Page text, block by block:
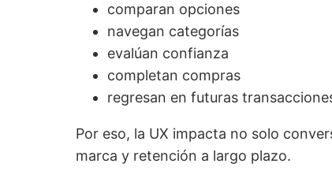
comparan opciones
navegan categorías
evalúan confianza
completan compras
regresan en futuras
Por eso, la UX impacta no solo
marca y retención a largo plazo.